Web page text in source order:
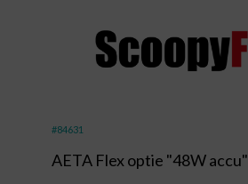
#84631
AETA Flex optie "48W accu"